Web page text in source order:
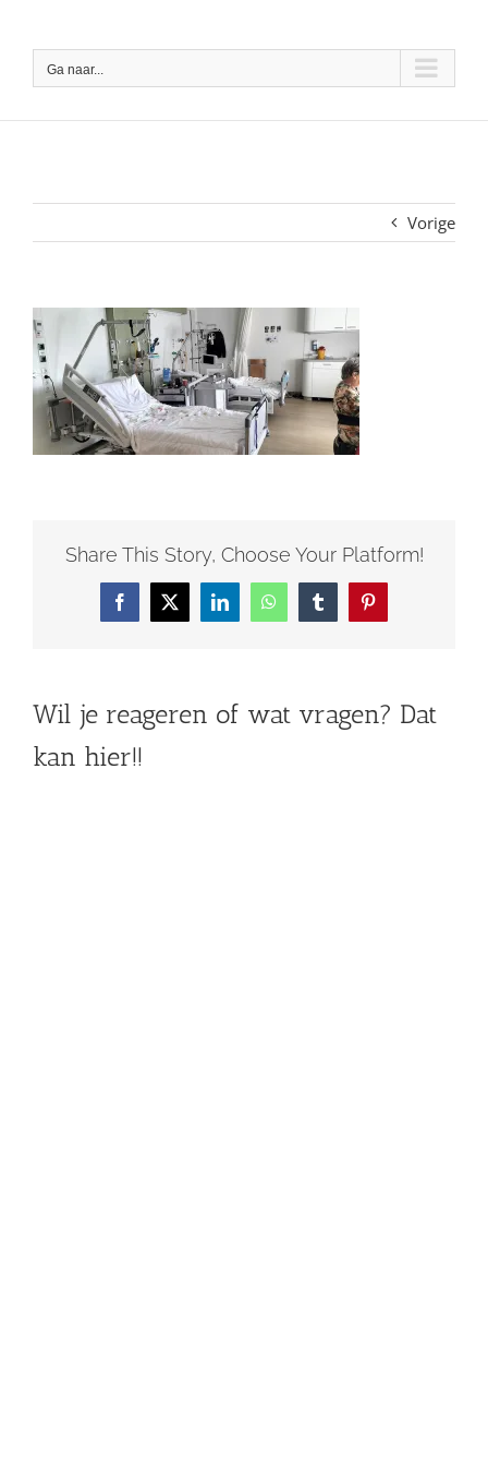
inhoudGa naar...
Vorige
Share This Story, Choose Your Platform!
Facebook
X LinkedInWhatsAppTumblrPinterest
Wil je reageren of wat vragen? Dat
kan hier!!